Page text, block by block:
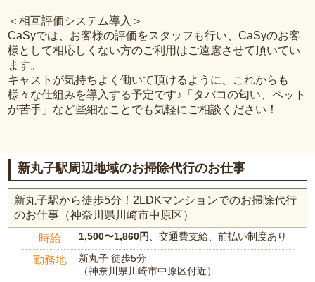
＜相互評価システム導入＞
CaSyでは、お客様の評価をスタッフも行い、CaSyのお客
様として相応しくない方のご利用はご遠慮させて頂いてい
ます。
キャストが気持ちよく働いて頂けるように、これからも
様々な仕組みを導入する予定です♪「タバコの匂い、ペット
が苦手」など些細なことでも気軽にご相談ください！
新丸子駅周辺地域のお掃除代行のお仕事
新丸子駅から徒歩5分！2LDKマンションでのお掃除代行
のお仕事（神奈川県川崎市中原区）
時給 1,500〜1,860円、交通費支給、前払い制度あり
勤務地
新丸子 徒歩5分
（神奈川県川崎市中原区付近）